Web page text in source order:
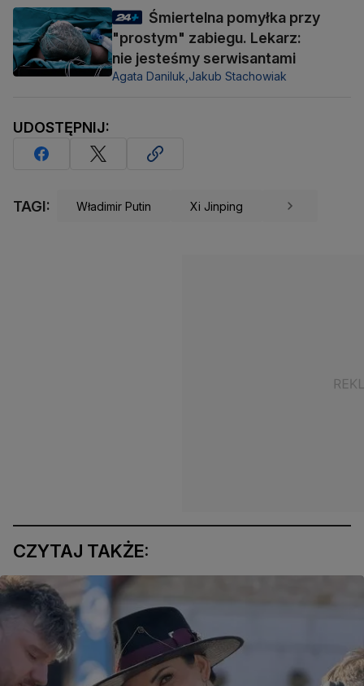
Śmiertelna pomyłka przy
"prostym" zabiegu. Lekarz:
nie jesteśmy serwisantami
Agata Daniluk, Jakub Stachowiak
UDOSTĘPNIJ:
TAGI: Władimir Putin Xi Jinping
CZYTAJ TAKŻE: